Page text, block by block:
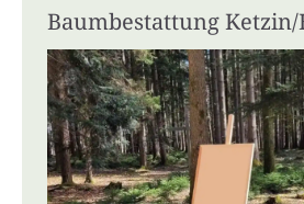
Baumbestattung